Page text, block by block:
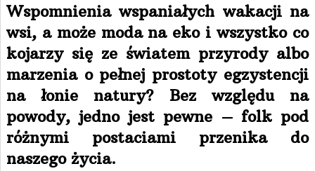
Wspomnienia wspaniałych wakacji na
wsi, a może moda na eko i wszystko co
kojarzy się ze światem przyrody albo
marzenia o pełnej prostoty egzystencji
na łonie natury? Bez względu na
powody, jedno jest pewne – folk pod
różnymi postaciami przenika do
naszego życia.